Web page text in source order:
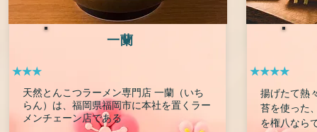
一蘭
★★★
天然とんこつラーメン専門店 一蘭（いち
らん）は、福岡県福岡市に本社を置くラー
メンチェーン店である
★★★★
揚げたて熱
苔を使った
を権八なら